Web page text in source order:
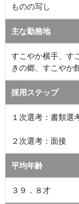
ものの写し
主な勤務地
すこやか横手、す
きの郷、すこやか
採用ステップ
１次選考：書類選
２次選考：面接
平均年齢
３９．８才